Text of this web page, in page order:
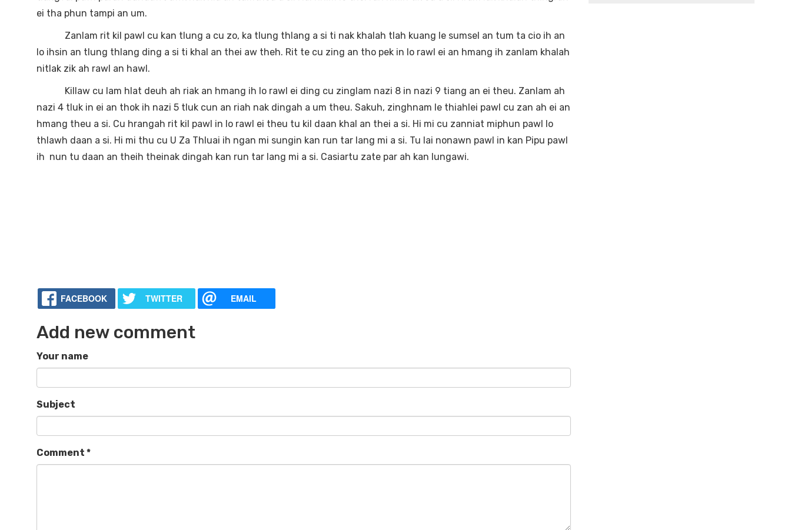
ei tha phun tampi an um.
Zanlam rit kil pawl cu kan tlung a cu zo, ka tlung thlang a si ti nak khalah tlah kuang le sumsel an tum ta cio ih an
lo ihsin an tlung thlang ding a si ti khal an thei aw theh. Rit te cu zing an tho pek in lo rawl ei an hmang ih zanlam khalah
nitlak zik ah rawl an hawl.
Killaw cu lam hlat deuh ah riak an hmang ih lo rawl ei ding cu zinglam nazi 8 in nazi 9 tiang an ei theu. Zanlam ah
nazi 4 tluk in ei an thok ih nazi 5 tluk cun an riah nak dingah a um theu. Sakuh, zinghnam le thiahlei pawl cu zan ah ei an
hmang theu a si. Cu hrangah rit kil pawl in lo rawl ei theu tu kil daan khal an thei a si. Hi mi cu zanniat miphun pawl lo
thlawh daan a si. Hi mi thu cu U Za Thluai ih ngan mi sungin kan run tar lang mi a si. Tu lai nonawn pawl in kan Pipu pawl
ih nun tu daan an theih theinak dingah kan run tar lang mi a si. Casiartu zate par ah kan lungawi.
FACEBOOK TWITTER EMAIL
Add new comment
Your name
Subject
Comment *